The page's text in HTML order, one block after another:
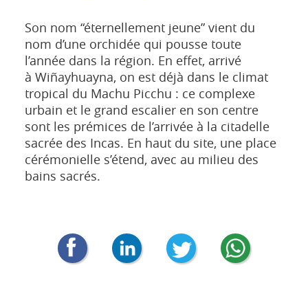
Son nom “éternellement jeune” vient du
nom d’une orchidée qui pousse toute
l’année dans la région. En effet, arrivé
à Wiñayhuayna, on est déjà dans le climat
tropical du Machu Picchu : ce complexe
urbain et le grand escalier en son centre
sont les prémices de l’arrivée à la citadelle
sacrée des Incas. En haut du site, une place
cérémonielle s’étend, avec au milieu des
bains sacrés.